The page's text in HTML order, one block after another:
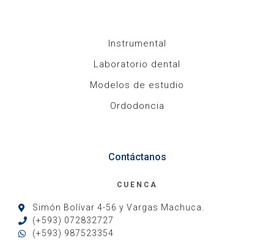
Instrumental
Laboratorio dental
Modelos de estudio
Ordodoncia
Contáctanos
CUENCA
Simón Bolívar 4-56 y Vargas Machuca.
(+593) 072832727
(+593) 987523354